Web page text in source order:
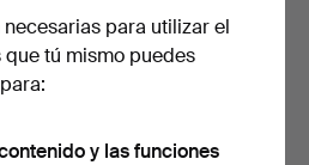
para utilizar el
tú mismo puedes
y las funciones